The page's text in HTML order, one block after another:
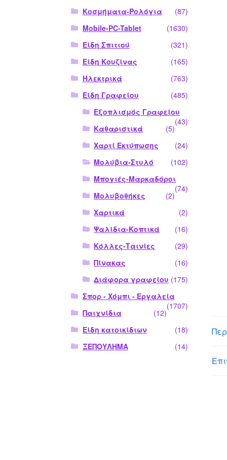
Κοσμήματα-Ρολόγια
(87)
Mobile-PC-Tablet
(1630)
Είδη Σπιτιού
(321)
Είδη Κουζίνας
(165)
Ηλεκτρικά
(763)
Είδη Γραφείου
(485)
Εξοπλισμός Γραφείου
(43)
Καθαριστικά
(5)
Χαρτί Εκτύπωσης
(24)
Μολύβια-Στυλό
(102)
Μπογιές-Μαρκαδόροι
(74)
Μολυβοθήκες
(2)
Χαρτικά
(2)
Ψαλίδια-Κοπτικά
(16)
Κόλλες-Ταινίες
(29)
Πίνακας
(16)
Διάφορα γραφείου (175)
Σπορ - Χόμπι - Εργαλεία
(1707)
Παιχνίδια
(12)
Είδη κατοικίδιων
(18)
ΞΕΠΟΥΛΗΜΑ
(14)